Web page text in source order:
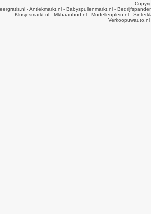
- Antiekmarkt.nl- Babyspullenmarkt.nl-
Klusjesmarkt.nl- Mkbaanbod.nl- Modellenplein.nl-
Verkoopuwauto.nl